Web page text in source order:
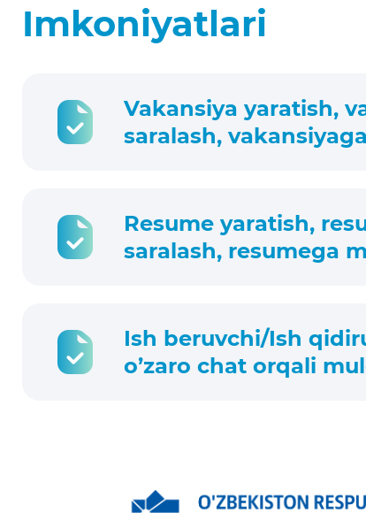
Imkoniyatlari
Vakansiya yaratish,
saralash,
Resume yaratish,
saralash, resumega
Ish beruvchi/Ish
o’zaro chat orqali